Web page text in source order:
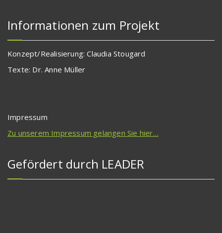
Informationen zum Projekt
Konzept/Realisierung: Claudia Stougard
Texte: Dr. Anne Müller
Impressum
Zu unserem Impressum gelangen Sie hier…
Gefördert durch LEADER